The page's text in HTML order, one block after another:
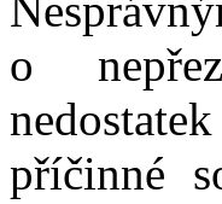
o
příčinné